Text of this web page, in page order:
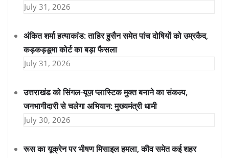
July 31, 2026
अंकित शर्मा हत्याकांड: ताहिर हुसैन समेत पांच दोषियों को उम्रकैद,
कड़कड़डूमा कोर्ट का बड़ा फैसला
July 31, 2026
उत्तराखंड को सिंगल-यूज़ प्लास्टिक मुक्त बनाने का संकल्प,
जनभागीदारी से चलेगा अभियान: मुख्यमंत्री धामी
July 30, 2026
रूस का यूक्रेन पर भीषण मिसाइल हमला, कीव समेत कई शहर